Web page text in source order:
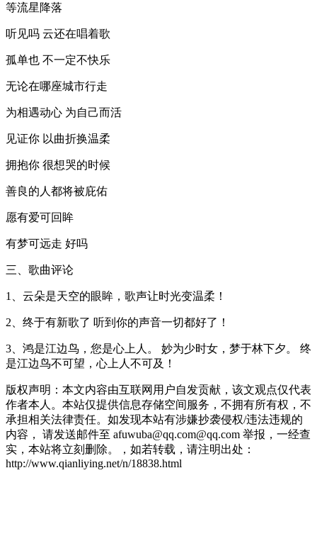
等流星降落
听见吗 云还在唱着歌
孤单也 不一定不快乐
无论在哪座城市行走
为相遇动心 为自己而活
见证你 以曲折换温柔
拥抱你 很想哭的时候
善良的人都将被庇佑
愿有爱可回眸
有梦可远走 好吗
三、歌曲评论
1、云朵是天空的眼眸，歌声让时光变温柔！
2、终于有新歌了 听到你的声音一切都好了！
3、鸿是江边鸟，您是心上人。 妙为少时女，梦于林下夕。 终
是江边鸟不可望，心上人不可及！
版权声明：本文内容由互联网用户自发贡献，该文观点仅代表
作者本人。本站仅提供信息存储空间服务，不拥有所有权，不
承担相关法律责任。如发现本站有涉嫌抄袭侵权/违法违规的
内容， 请发送邮件至 afuwuba@qq.com@qq.com 举报，一经查
实，本站将立刻删除。，如若转载，请注明出处：
http://www.qianliying.net/n/18838.html